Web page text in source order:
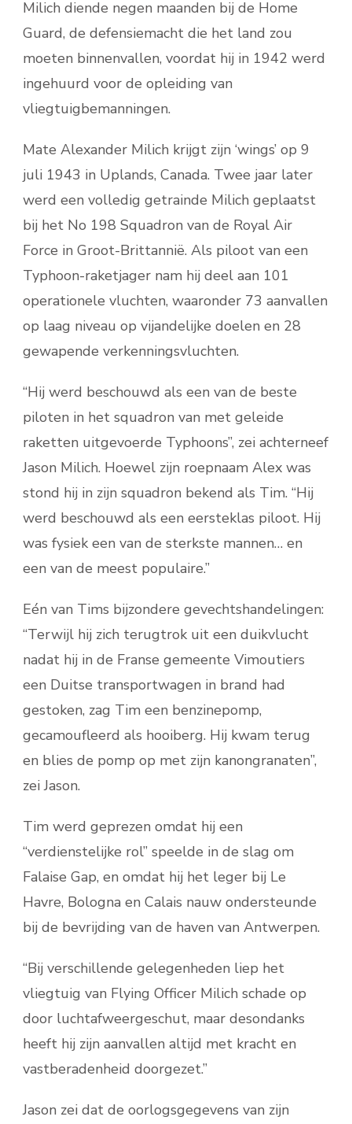
Milich diende negen maanden bij de Home
Guard, de defensiemacht die het land zou
moeten binnenvallen, voordat hij in 1942 werd
ingehuurd voor de opleiding van
vliegtuigbemanningen.
Mate Alexander Milich krijgt zijn ‘wings’ op 9
juli 1943 in Uplands, Canada. Twee jaar later
werd een volledig getrainde Milich geplaatst
bij het No 198 Squadron van de Royal Air
Force in Groot-Brittannië. Als piloot van een
Typhoon-raketjager nam hij deel aan 101
operationele vluchten, waaronder 73 aanvallen
op laag niveau op vijandelijke doelen en 28
gewapende verkenningsvluchten.
“Hij werd beschouwd als een van de beste
piloten in het squadron van met geleide
raketten uitgevoerde Typhoons”, zei achterneef
Jason Milich. Hoewel zijn roepnaam Alex was
stond hij in zijn squadron bekend als Tim. “Hij
werd beschouwd als een eersteklas piloot. Hij
was fysiek een van de sterkste mannen… en
een van de meest populaire.”
Eén van Tims bijzondere gevechtshandelingen:
“Terwijl hij zich terugtrok uit een duikvlucht
nadat hij in de Franse gemeente Vimoutiers
een Duitse transportwagen in brand had
gestoken, zag Tim een benzinepomp,
gecamoufleerd als hooiberg. Hij kwam terug
en blies de pomp op met zijn kanongranaten”,
zei Jason.
Tim werd geprezen omdat hij een
“verdienstelijke rol” speelde in de slag om
Falaise Gap, en omdat hij het leger bij Le
Havre, Bologna en Calais nauw ondersteunde
bij de bevrijding van de haven van Antwerpen.
“Bij verschillende gelegenheden liep het
vliegtuig van Flying Officer Milich schade op
door luchtafweergeschut, maar desondanks
heeft hij zijn aanvallen altijd met kracht en
vastberadenheid doorgezet.”
Jason zei dat de oorlogsgegevens van zijn